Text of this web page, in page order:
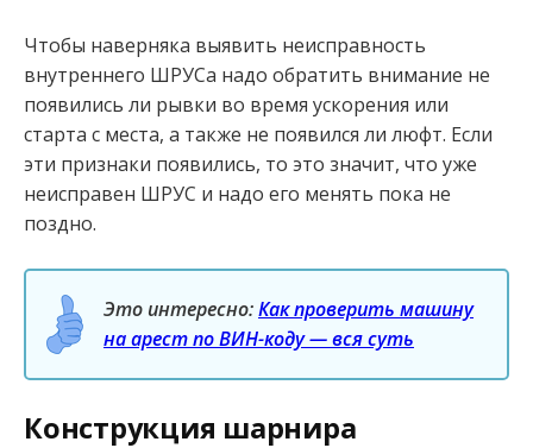
Чтобы наверняка выявить неисправность
внутреннего ШРУСа надо обратить внимание не
появились ли рывки во время ускорения или
старта с места, а также не появился ли люфт. Если
эти признаки появились, то это значит, что уже
неисправен ШРУС и надо его менять пока не
поздно.
Это интересно:Как проверить машину
на арест по ВИН-коду — вся суть
Конструкция шарнира